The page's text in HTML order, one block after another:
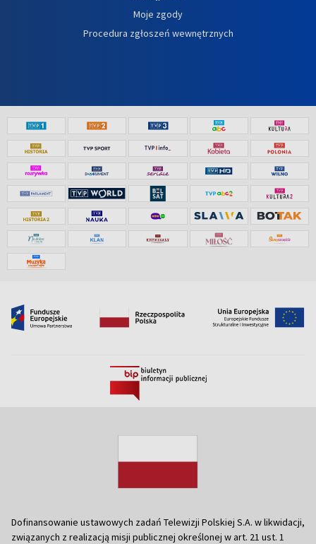
Moje zgody
Procedura zgłoszeń wewnętrznych
Dofinansowanie ustawowych zadań Telewizji Polskiej S.A. w likwidacji,
związanych z realizacją misji publicznej określonej w art. 21 ust. 1